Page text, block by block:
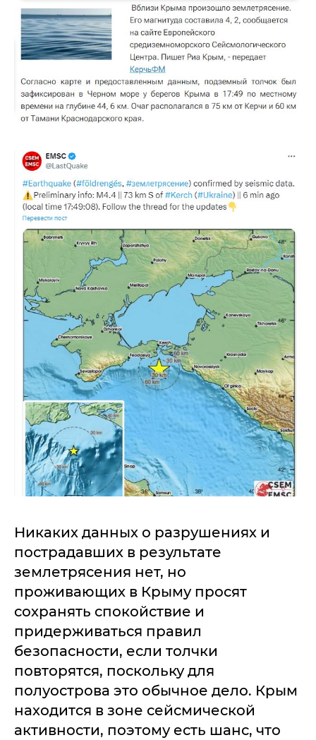
Никаких данных о разрушениях и
пострадавших в результате
землетрясения нет, но
проживающих в Крыму просят
сохранять спокойствие и
придерживаться правил
безопасности, если толчки
повторятся, поскольку для
полуострова это обычное дело. Крым
находится в зоне сейсмической
активности, поэтому есть шанс, что